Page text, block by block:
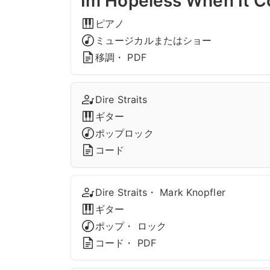
ピアノ
ミュージカルまたはショー
移調・ PDF
Dire Straits
ギター
ポップロック
コード
Dire Straits・ Mark Knopfler
ギター
ポップ・ ロック
コード・ PDF